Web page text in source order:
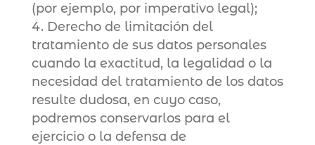
(por ejemplo, por imperativo legal);
Derecho de limitación del
tratamiento de sus datos personales
cuando la exactitud, la legalidad o la
necesidad del tratamiento de los datos
resulte dudosa, en cuyo caso,
podremos conservarlos para el
ejercicio o la defensa de